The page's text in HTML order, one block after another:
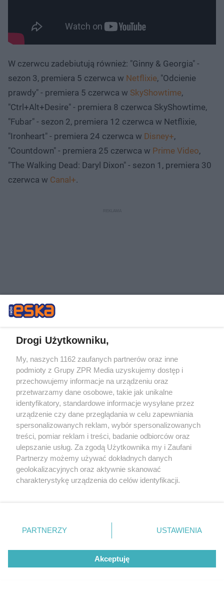
W czerwcu zadebiutują również: "Ginny & Georgia" -
sezon 3, premiera 5 czerwca w Netflixie, "Odcienie
prawdy" - premiera 5 czerwca w SkyShowtime,
"Ctrl+Alt+Desire" - premiera 8 czerwca SkyShowtime,
"Fubar" - sezon 2, premiera 12 czerwca w Netflixie,
"Ironheart" - premiera 24 czerwca w Disney+,
"Countdown" - premiera 25 czerwca w Prime Video,
"The Walking Dead: Daryl Dixon" - sezon 1, premiera 30
czerwca w Canal+.
POLECANY ARTYKUŁ:
Drogi Użytkowniku,
My, naszych 1162 zaufanych partnerów oraz inne
podmioty z Grupy ZPR Media uzyskujemy dostęp i
przechowujemy informacje na urządzeniu oraz
przetwarzamy dane osobowe, takie jak unikalne
identyfikatory, standardowe informacje wysyłane przez
urządzenie czy dane przeglądania w celu zapewniania
spersonalizowanych reklam, wybór spersonalizowanych
treści, pomiar reklam i treści, badanie odbiorców oraz
ulepszanie usług. Za zgodą Użytkownika my i Zaufani
Partnerzy możemy używać dokładnych danych
geolokalizacyjnych oraz aktywnie skanować
charakterystykę urządzenia do celów identyfikacji.
zmienić/wycofać klikając przycisk ustawień prywatności
znajdujący się w lewym dolnym rogu strony
rodzaje przetwarzania danych nie wymagają zgody
użytkownika, ale masz prawo sprzeciwić się takiemu
przetwarzaniu. Preferencje będą miały zastosowanie tylko
PARTNERZY USTAWIENIA
Akceptuję